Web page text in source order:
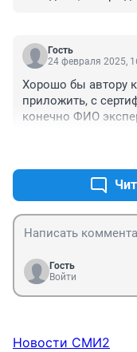
Гость
24 февраля 2025,
Хорошо бы автору
приложить, с
конечно ФИО
Гость
Войти
Новости СМИ2